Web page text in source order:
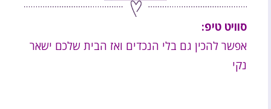
סוויט טיפ:
אפשר להכין גם בלי הנכדים ואז הבית שלכם ישאר
נקי